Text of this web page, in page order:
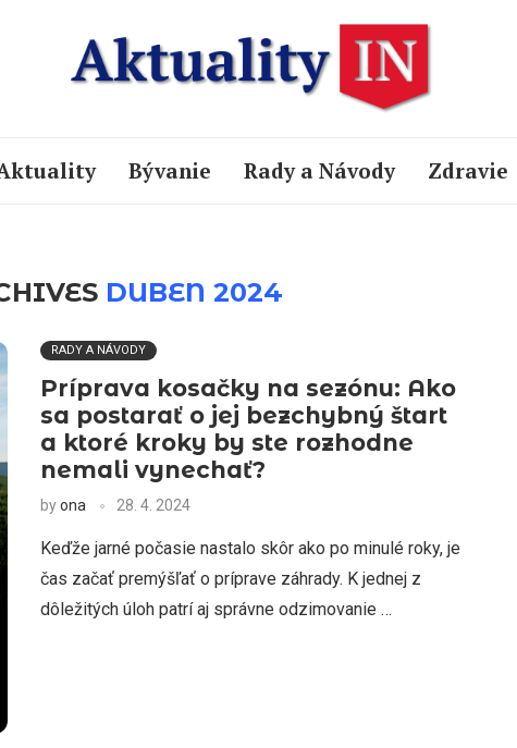
Bývanie Rady a Návody Zdravie
DUBEN 2024
RADY A NÁVODY
Príprava kosačky na sezónu: Ako
sa postarať o jej bezchybný štart
a ktoré kroky by ste rozhodne
nemali vynechať?
byona 28. 4. 2024
Keďže jarné počasie nastalo skôr ako po minulé roky, je
čas začať premýšľať o príprave záhrady. K jednej z
dôležitých úloh patrí aj správne odzimovanie …